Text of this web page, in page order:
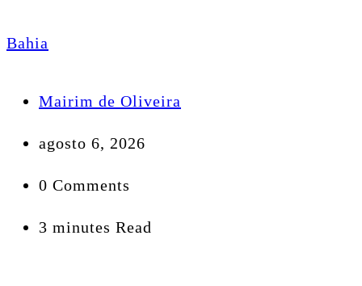
Bahia
Mairim de Oliveira
agosto 6, 2026
0 Comments
3 minutes Read